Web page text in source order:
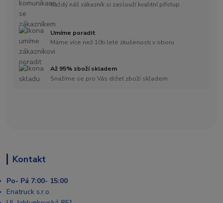
Každý náš zákazník si zaslouží kvalitní přístup
Umíme poradit
Máme více než 10ti leté zkušenosti v oboru
Až 95% zboží skladem
Snažíme se pro Vás držet zboží skladem
Kontakt
Po- Pá 7:00- 15:00
Enatruck s.r.o.